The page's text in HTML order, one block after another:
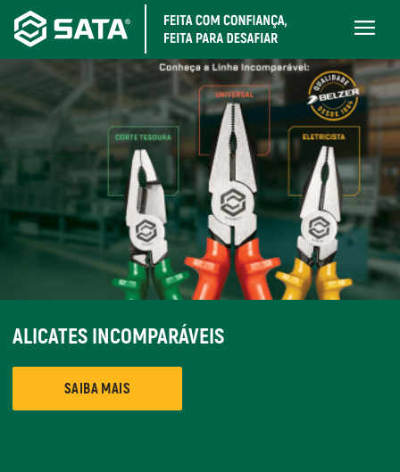
Pular
para
o
conteúdo
principal
Main
ALICATES INCOMPARÁVEIS
SAIBA MAIS